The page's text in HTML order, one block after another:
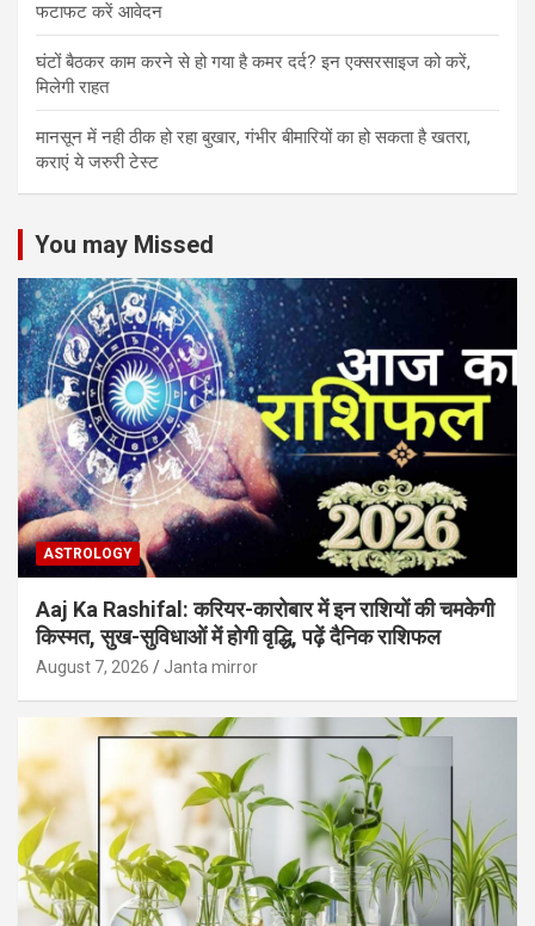
फटाफट करें आवेदन
घंटों बैठकर काम करने से हो गया है कमर दर्द? इन एक्सरसाइज को करें,
मिलेगी राहत
मानसून में नही ठीक हो रहा बुखार, गंभीर बीमारियों का हो सकता है खतरा,
कराएं ये जरुरी टेस्ट
You may Missed
ASTROLOGY
Aaj Ka Rashifal: करियर-कारोबार में इन राशियों की चमकेगी
किस्मत, सुख-सुविधाओं में होगी वृद्धि, पढ़ें दैनिक राशिफल
August 7, 2026 Janta mirror